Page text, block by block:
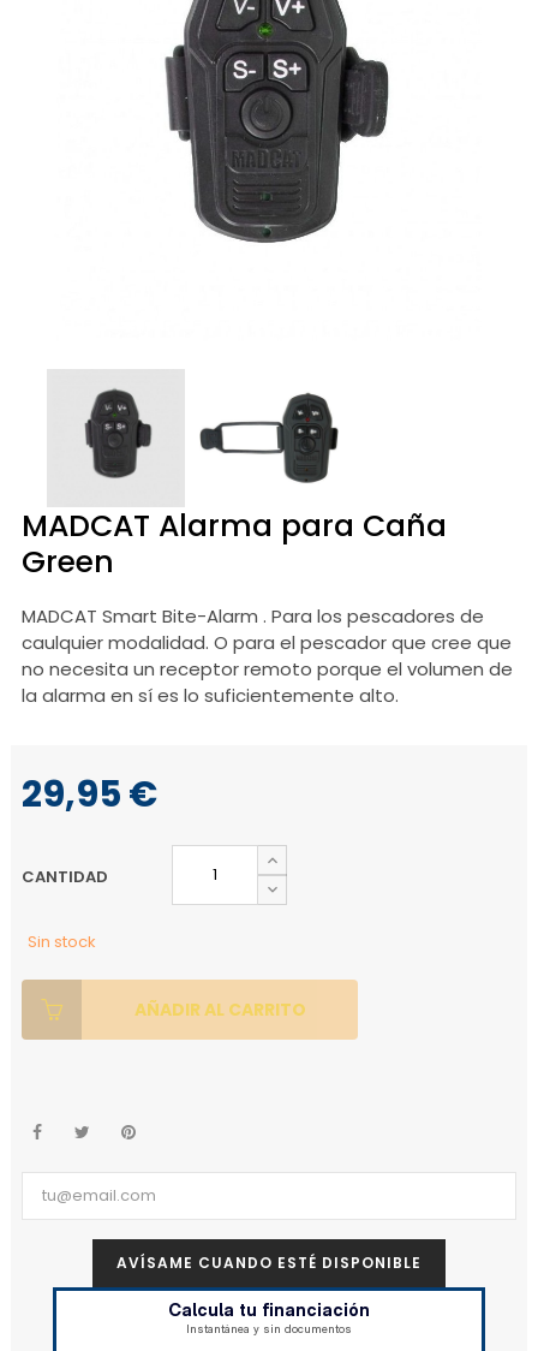
MADCAT Alarma para Caña
Green
MADCAT Smart Bite-Alarm . Para los pescadores de
caulquier modalidad. O para el pescador que cree que
no necesita un receptor remoto porque el volumen de
la alarma en sí es lo suficientemente alto.
29,95 €
CANTIDAD
Sin stock
AÑADIR AL CARRITO
AVÍSAME CUANDO ESTÉ DISPONIBLE